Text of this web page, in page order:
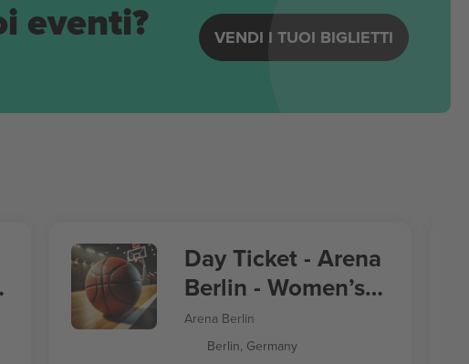
eventi? VENDI I TUOI BIGLIETTI
Day Ticket - Arena
Berlin - Women’s
Basketball World
Cup
Arena Berlin
Berlin, Germany